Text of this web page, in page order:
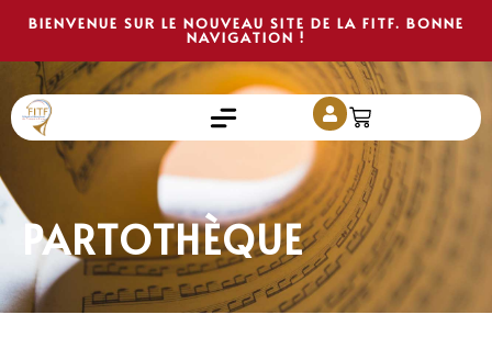
BIENVENUE SUR LE NOUVEAU SITE DE LA FITF. BONNE
NAVIGATION !
PARTOTHÈQUE